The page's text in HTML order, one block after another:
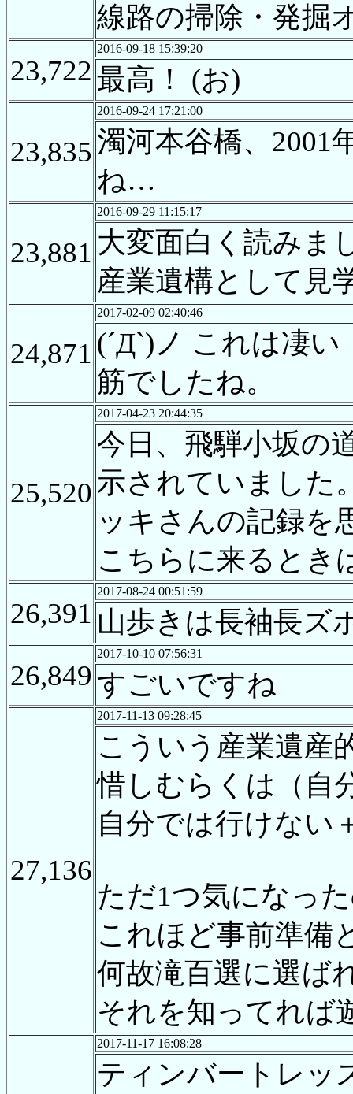
線路の掃除・発掘
23,722
2016-09-18 15:39:20
最高！ (お)
23,835
2016-09-24 17:21:00
濁河本谷橋、2001
ね…
23,881
2016-09-29 11:15:17
大変面白く読みま
産業遺構として見
24,871
2017-02-09 02:40:46
(´Д`)ノ これは凄
筋でしたね。
25,520
2017-04-23 20:44:35
今日、飛騨小坂の
示されていました
ッキさんの記録を
こちらに来るとき
26,391
2017-08-24 00:51:59
山歩きは長袖長ズ
26,849
2017-10-10 07:56:31
すごいですね
27,136
2017-11-13 09:28:45
こういう産業遺
惜しむらくは（自
自分では行けない
ただ1つ気になっ
これほど事前準備
何故滝百選に選ば
それを知ってれば
2017-11-17 16:08:28
ティンバートレッ